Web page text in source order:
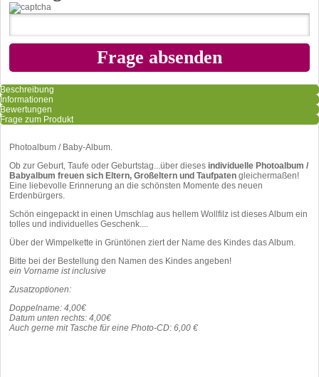
Beschreibung
Informationen
Bewertungen
Frage zum Produkt
Photoalbum / Baby-Album.
Ob zur Geburt, Taufe oder Geburtstag...über dieses individuelle Photoalbum /
Babyalbum freuen sich Eltern, Großeltern und Taufpaten gleichermaßen!
Eine liebevolle Erinnerung an die schönsten Momente des neuen
Erdenbürgers.
Schön eingepackt in einen Umschlag aus hellem Wollfilz ist dieses Album ein
tolles und individuelles Geschenk....
Über der Wimpelkette in Grüntönen ziert der Name des Kindes das Album.
Bitte bei der Bestellung den Namen des Kindes angeben!
ein Vorname ist inclusive
Zusatzoptionen:
Doppelname: 4,00€
Datum unten rechts: 4,00€
Auch gerne mit Tasche für eine Photo-CD: 6,00 €